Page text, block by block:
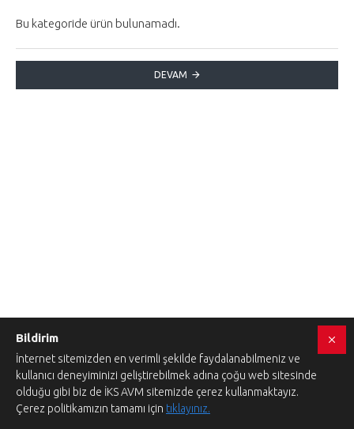
Bu kategoride ürün bulunamadı.
DEVAM
Bildirim
İnternet sitemizden en verimli şekilde faydalanabilmeniz ve
kullanıcı deneyiminizi geliştirebilmek adına çoğu web sitesinde
olduğu gibi biz de İKS AVM sitemizde çerez kullanmaktayız.
Çerez politikamızın tamamı için tıklayınız.